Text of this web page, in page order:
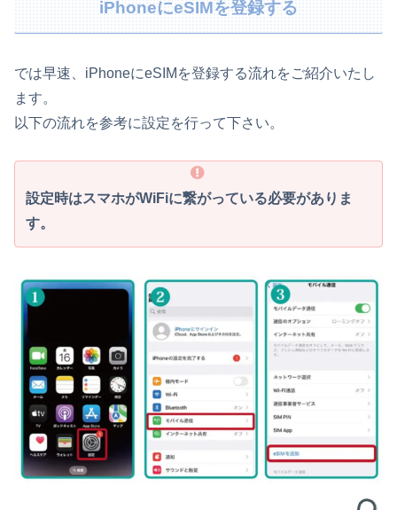
iPhoneにeSIMを登録する
では早速、iPhoneにeSIMを登録する流れをご紹介いたし
ます。
以下の流れを参考に設定を行って下さい。
設定時はスマホがWiFiに繋がっている必要がありま
す。